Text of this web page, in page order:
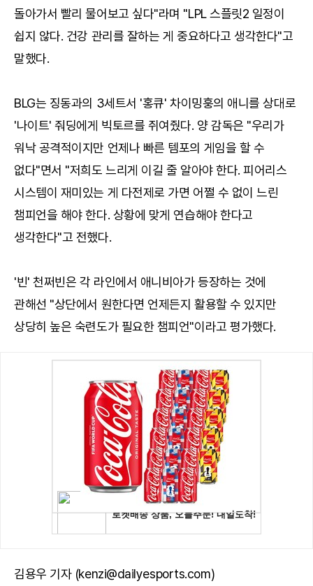
돌아가서 빨리 물어보고 싶다"라며 "LPL 스플릿2 일정이
쉽지 않다. 건강 관리를 잘하는 게 중요하다고 생각한다"고
말했다.
BLG는 징동과의 3세트서 '홍큐' 차이밍훙의 애니를 상대로
'나이트' 줘딩에게 빅토르를 쥐여줬다. 양 감독은 "우리가
워낙 공격적이지만 언제나 빠른 템포의 게임을 할 수
없다"면서 "저희도 느리게 이길 줄 알아야 한다. 피어리스
시스템이 재미있는 게 다전제로 가면 어쩔 수 없이 느린
챔피언을 해야 한다. 상황에 맞게 연습해야 한다고
생각한다"고 전했다.
'빈' 천쩌빈은 각 라인에서 애니비아가 등장하는 것에
관해선 "상단에서 원한다면 언제든지 활용할 수 있지만
상당히 높은 숙련도가 필요한 챔피언"이라고 평가했다.
김용우 기자 (kenzi@dailyesports.com)